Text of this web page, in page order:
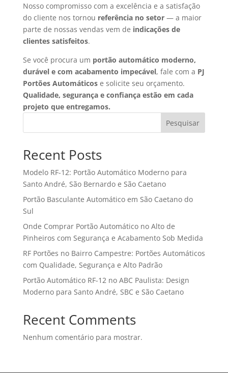
Nosso compromisso com a excelência e a satisfação
do cliente nos tornou referência no setor— a maior
parte de nossas vendas vem de indicações de
clientes satisfeitos.
Se você procura um portão automático moderno,
durável e com acabamento impecável, fale com a PJ
Portões Automáticose solicite seu orçamento.
Qualidade, segurança e confiança estão em cada
projeto que entregamos.
Pesquisar
Recent Posts
Modelo RF-12: Portão Automático Moderno para
Santo André, São Bernardo e São Caetano
Portão Basculante Automático em São Caetano do
Sul
Onde Comprar Portão Automático no Alto de
Pinheiros com Segurança e Acabamento Sob Medida
RF Portões no Bairro Campestre: Portões Automáticos
com Qualidade, Segurança e Alto Padrão
Portão Automático RF-12 no ABC Paulista: Design
Moderno para Santo André, SBC e São Caetano
Recent Comments
Nenhum comentário para mostrar.